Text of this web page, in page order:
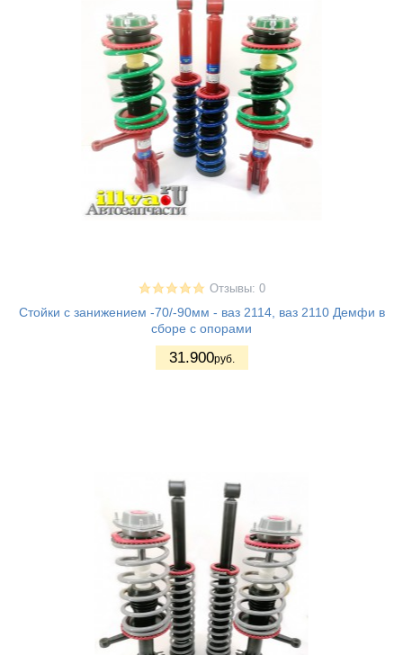
Отзывы: 0
Стойки с занижением -70/-90мм - ваз 2114, ваз 2110 Демфи в
сборе с опорами
31.900руб.